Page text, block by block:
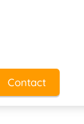
Contact